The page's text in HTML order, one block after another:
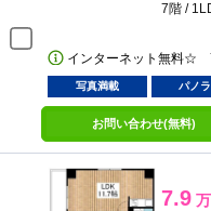
7階 /
インターネット無料☆
写真満載 パノ
お問い合わせ(無料)
7.9